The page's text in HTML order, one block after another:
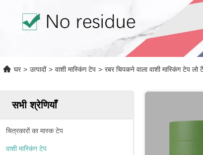
घर > उत्पादों > वाशी मास्किंग टेप > रबर चिपकने वाला वाशी मास्किंग टेप
सभी श्रेणियाँ
चित्रकारों का मास्क टेप
वाशी मास्किंग टेप